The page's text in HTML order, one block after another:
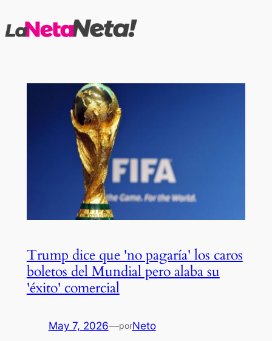
al
Trump dice que 'no pagaría' los caros
boletos del Mundial pero alaba su
'éxito' comercial
May 7, 2026—porNeto